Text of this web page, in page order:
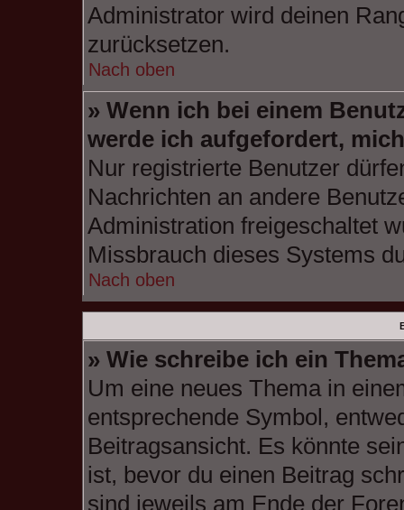
Administrator wird deinen
zurücksetzen.
Nach oben
» Wenn ich bei einem
werde ich aufgefordert,
Nur registrierte Benutzer
Nachrichten an andere
Administration freigeschaltet
Missbrauch dieses Systems
Nach oben
» Wie schreibe ich ein
Um eine neues Thema in
entsprechende Symbol,
Beitragsansicht. Es könnte
ist, bevor du einen Beitrag
sind jeweils am Ende der